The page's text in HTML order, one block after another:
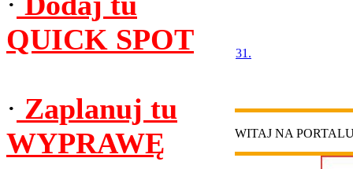
QUICK SPOT
· Zaplanuj tu
WYPRAWĘ
31.
WITAJ NA